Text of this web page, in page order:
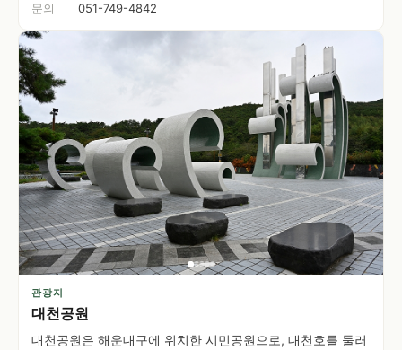
문의
051-749-4842
관광지
대천공원
대천공원은 해운대구에 위치한 시민공원으로, 대천호를 둘러